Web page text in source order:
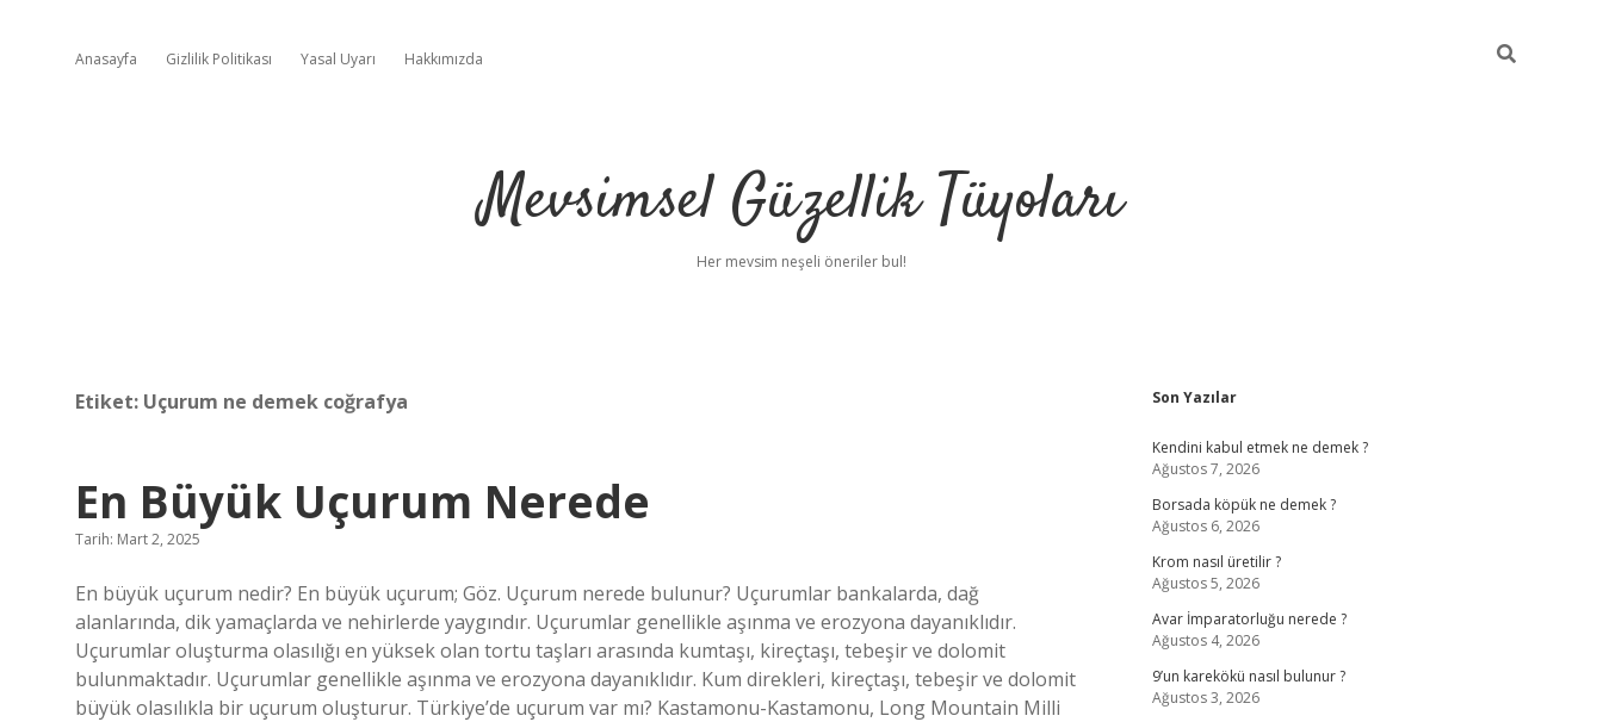
Anasayfa Gizlilik Politikası Yasal Uyarı Hakkımızda
Mevsimsel Güzellik Tüyoları
Her mevsim neşeli öneriler bul!
Etiket: Uçurum ne demek coğrafya
En Büyük Uçurum Nerede
Tarih: Mart 2, 2025
En büyük uçurum nedir? En büyük uçurum; Göz. Uçurum nerede bulunur? Uçurumlar bankalarda, dağ
alanlarında, dik yamaçlarda ve nehirlerde yaygındır. Uçurumlar genellikle aşınma ve erozyona dayanıklıdır.
Uçurumlar oluşturma olasılığı en yüksek olan tortu taşları arasında kumtaşı, kireçtaşı, tebeşir ve dolomit
bulunmaktadır. Uçurumlar genellikle aşınma ve erozyona dayanıklıdır. Kum direkleri, kireçtaşı, tebeşir ve dolomit
büyük olasılıkla bir uçurum oluşturur. Türkiye’de uçurum var mı? Kastamonu-Kastamonu, Long Mountain Milli
Sidebar
Son Yazılar
Kendini kabul etmek ne demek ?
Ağustos 7, 2026
Borsada köpük ne demek ?
Ağustos 6, 2026
Krom nasıl üretilir ?
Ağustos 5, 2026
Avar İmparatorluğu nerede ?
Ağustos 4, 2026
9’un karekökü nasıl bulunur ?
Ağustos 3, 2026
hiltonbet giriş